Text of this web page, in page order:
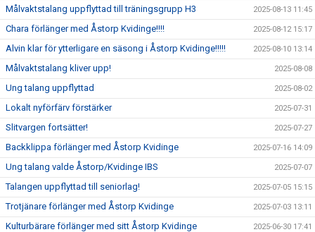
Målvaktstalang uppflyttad till träningsgrupp H3 2025-08-13 11:45
Chara förlänger med Åstorp Kvidinge!!!! 2025-08-12 15:17
Alvin klar för ytterligare en säsong i Åstorp Kvidinge!!!!! 2025-08-10 13:14
Målvaktstalang kliver upp! 2025-08-08
Ung talang uppflyttad 2025-08-02
Lokalt nyförfärv förstärker 2025-07-31
Slitvargen fortsätter! 2025-07-27
Backklippa förlänger med Åstorp Kvidinge 2025-07-16 14:09
Ung talang valde Åstorp/Kvidinge IBS 2025-07-07
Talangen uppflyttad till seniorlag! 2025-07-05 15:15
Trotjänare förlänger med Åstorp Kvidinge 2025-07-03 13:11
Kulturbärare förlänger med sitt Åstorp Kvidinge 2025-06-30 17:41